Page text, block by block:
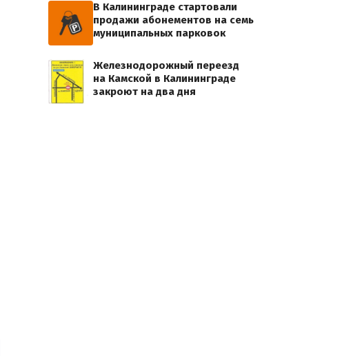
В Калининграде стартовали
продажи абонементов на семь
муниципальных парковок
Железнодорожный переезд
на Камской в Калининграде
закроют на два дня